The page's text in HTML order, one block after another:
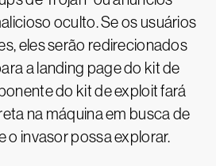
oculto. Se os usuários
eles serão redirecionados
a landing page do kit de
do kit de exploit fará
na máquina em busca de
o invasor possa explorar.